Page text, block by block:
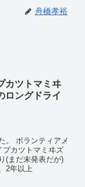
舟橋孝裕
カツトマミヰ
ロングドライ
。 ボランティアメ
プカツトマミヰズ
(まだ未発表だが)
2年以上